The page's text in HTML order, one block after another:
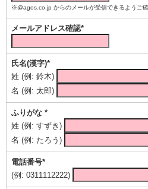
※@agos.co.jp からのメールが受信できるようご確
メールアドレス確認*
氏名(漢字)*
姓 (例: 鈴木)
名 (例: 太郎)
ふりがな *
姓 (例: すずき)
名 (例: たろう)
電話番号*
(例: 0311112222)